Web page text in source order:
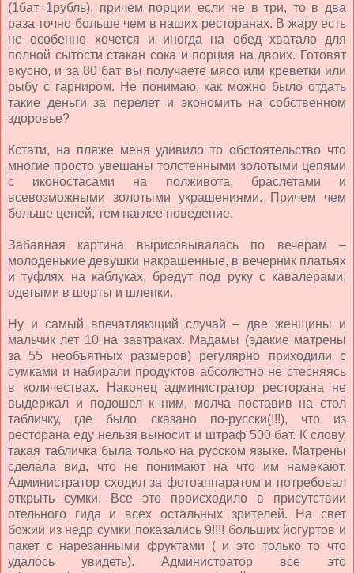
(1бат=1рубль), причем порции если не в три, то в два
раза точно больше чем в наших ресторанах. В жару есть
не особенно хочется и иногда на обед хватало для
полной сытости стакан сока и порция на двоих. Готовят
вкусно, и за 80 бат вы получаете мясо или креветки или
рыбу с гарниром. Не понимаю, как можно было отдать
такие деньги за перелет и экономить на собственном
здоровье?
Кстати, на пляже меня удивило то обстоятельство что
многие просто увешаны толстенными золотыми цепями
с иконостасами на полживота, браслетами и
всевозможными золотыми украшениями. Причем чем
больше цепей, тем наглее поведение.
Забавная картина вырисовывалась по вечерам –
молоденькие девушки накрашенные, в вечерник платьях
и туфлях на каблуках, бредут под руку с кавалерами,
одетыми в шорты и шлепки.
Ну и самый впечатляющий случай – две женщины и
мальчик лет 10 на завтраках. Мадамы (эдакие матрены
за 55 необъятных размеров) регулярно приходили с
сумками и набирали продуктов абсолютно не стесняясь
в количествах. Наконец администратор ресторана не
выдержал и подошел к ним, молча поставив на стол
табличку, где было сказано по-русски(!!!), что из
ресторана еду нельзя выносит и штраф 500 бат. К слову,
такая табличка была только на русском языке. Матрены
сделала вид, что не понимают на что им намекают.
Администратор сходил за фотоаппаратом и потребовал
открыть сумки. Все это происходило в присутствии
отельного гида и всех остальных зрителей. На свет
божий из недр сумки показались 9!!!! больших йогуртов и
пакет с нарезанными фруктами ( и это только то что
удалось увидеть). Администратор все это